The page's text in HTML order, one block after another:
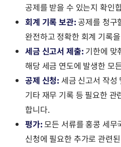
공제를 받을 수 있는지 확인
회계 기록 보관: 공제를 청구
완전하고 정확한 회계 기록
세금 신고서 제출: 기한에 맞
해당 세금 연도에 발생한 모
공제 신청: 세금 신고서 작성
기타 재무 기록 등 필요한 관
합니다.
평가:모든 서류를 홍콩 세무
신청에 필요한 추가로 관련